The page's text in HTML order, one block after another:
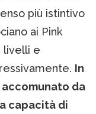
più istintivo
ai Pink
livelli e
In
da
capacità di